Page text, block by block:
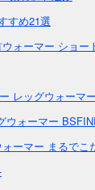
すめ21選
ォーマー ショー
レッグウォーマー
ォーマー
ーマー まるでこ